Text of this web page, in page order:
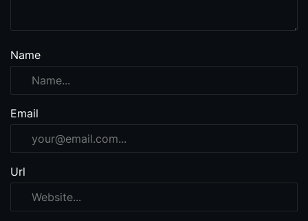
Name
Email
Url